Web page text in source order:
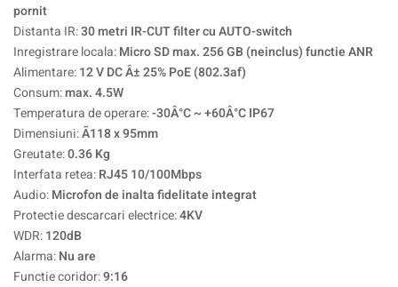
pornit
Distanta IR:30 metri IR-CUT filter cu AUTO-switch
Inregistrare locala:Micro SD max. 256 GB (neinclus) functie ANR
Alimentare:12 V DC Â± 25% PoE (802.3af)
Consum:max. 4.5W
Temperatura de operare:-30Â°C ~ +60Â°C IP67
Dimensiuni:Ã118 x 95mm
Greutate:0.36 Kg
Interfata retea:RJ45 10/100Mbps
Audio:Microfon de inalta fidelitate integrat
Protectie descarcari electrice:4KV
WDR:120dB
Alarma:Nu are
Functie coridor:9:16